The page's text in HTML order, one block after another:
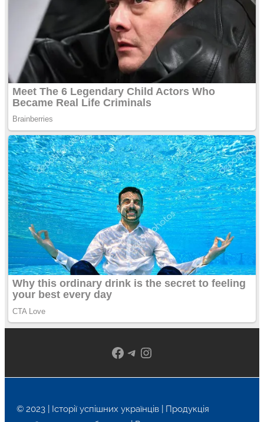
Facebook
Telegram
Instagram
© 2023 | Історії успішних українців | Продукція